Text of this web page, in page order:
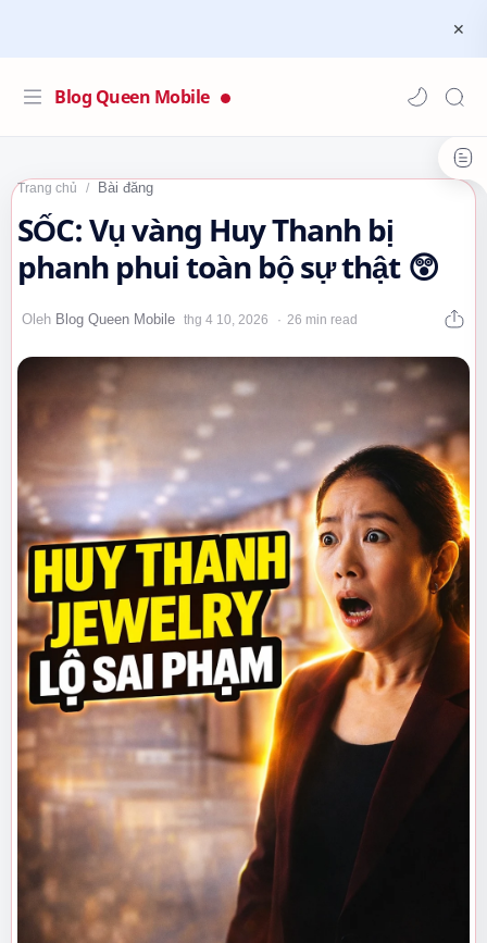
Blog Queen Mobile
Trang chủ Bài đăng
SỐC: Vụ vàng Huy Thanh bị
phanh phui toàn bộ sự thật 😲
26 min read